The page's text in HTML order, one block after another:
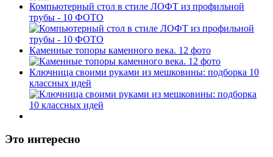
Компьютерный стол в стиле ЛОФТ из профильной
трубы - 10 ФОТО
Каменные топоры каменного века. 12 фото
Ключница своими руками из мешковины: подборка 10
классных идей
Это интересно